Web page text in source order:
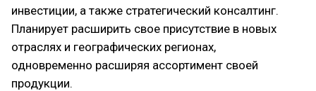
инвестиции, а также стратегический консалтинг.
Планирует расширить свое присутствие в новых
отраслях и географических регионах,
одновременно расширяя ассортимент своей
продукции.